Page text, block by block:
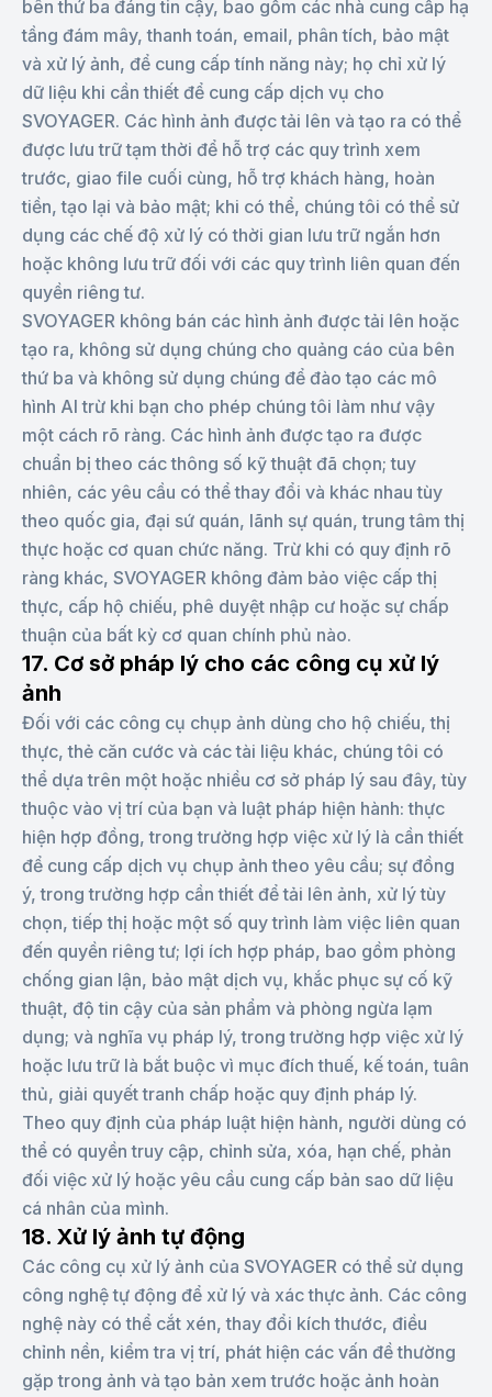
bên thứ ba đáng tin cậy, bao gồm các nhà cung cấp hạ
tầng đám mây, thanh toán, email, phân tích, bảo mật
và xử lý ảnh, để cung cấp tính năng này; họ chỉ xử lý
dữ liệu khi cần thiết để cung cấp dịch vụ cho
SVOYAGER. Các hình ảnh được tải lên và tạo ra có thể
được lưu trữ tạm thời để hỗ trợ các quy trình xem
trước, giao file cuối cùng, hỗ trợ khách hàng, hoàn
tiền, tạo lại và bảo mật; khi có thể, chúng tôi có thể sử
dụng các chế độ xử lý có thời gian lưu trữ ngắn hơn
hoặc không lưu trữ đối với các quy trình liên quan đến
quyền riêng tư.
SVOYAGER không bán các hình ảnh được tải lên hoặc
tạo ra, không sử dụng chúng cho quảng cáo của bên
thứ ba và không sử dụng chúng để đào tạo các mô
hình AI trừ khi bạn cho phép chúng tôi làm như vậy
một cách rõ ràng. Các hình ảnh được tạo ra được
chuẩn bị theo các thông số kỹ thuật đã chọn; tuy
nhiên, các yêu cầu có thể thay đổi và khác nhau tùy
theo quốc gia, đại sứ quán, lãnh sự quán, trung tâm thị
thực hoặc cơ quan chức năng. Trừ khi có quy định rõ
ràng khác, SVOYAGER không đảm bảo việc cấp thị
thực, cấp hộ chiếu, phê duyệt nhập cư hoặc sự chấp
thuận của bất kỳ cơ quan chính phủ nào.
17. Cơ sở pháp lý cho các công cụ xử lý
ảnh
Đối với các công cụ chụp ảnh dùng cho hộ chiếu, thị
thực, thẻ căn cước và các tài liệu khác, chúng tôi có
thể dựa trên một hoặc nhiều cơ sở pháp lý sau đây, tùy
thuộc vào vị trí của bạn và luật pháp hiện hành: thực
hiện hợp đồng, trong trường hợp việc xử lý là cần thiết
để cung cấp dịch vụ chụp ảnh theo yêu cầu; sự đồng
ý, trong trường hợp cần thiết để tải lên ảnh, xử lý tùy
chọn, tiếp thị hoặc một số quy trình làm việc liên quan
đến quyền riêng tư; lợi ích hợp pháp, bao gồm phòng
chống gian lận, bảo mật dịch vụ, khắc phục sự cố kỹ
thuật, độ tin cậy của sản phẩm và phòng ngừa lạm
dụng; và nghĩa vụ pháp lý, trong trường hợp việc xử lý
hoặc lưu trữ là bắt buộc vì mục đích thuế, kế toán, tuân
thủ, giải quyết tranh chấp hoặc quy định pháp lý.
Theo quy định của pháp luật hiện hành, người dùng có
thể có quyền truy cập, chỉnh sửa, xóa, hạn chế, phản
đối việc xử lý hoặc yêu cầu cung cấp bản sao dữ liệu
cá nhân của mình.
18. Xử lý ảnh tự động
Các công cụ xử lý ảnh của SVOYAGER có thể sử dụng
công nghệ tự động để xử lý và xác thực ảnh. Các công
nghệ này có thể cắt xén, thay đổi kích thước, điều
chỉnh nền, kiểm tra vị trí, phát hiện các vấn đề thường
gặp trong ảnh và tạo bản xem trước hoặc ảnh hoàn